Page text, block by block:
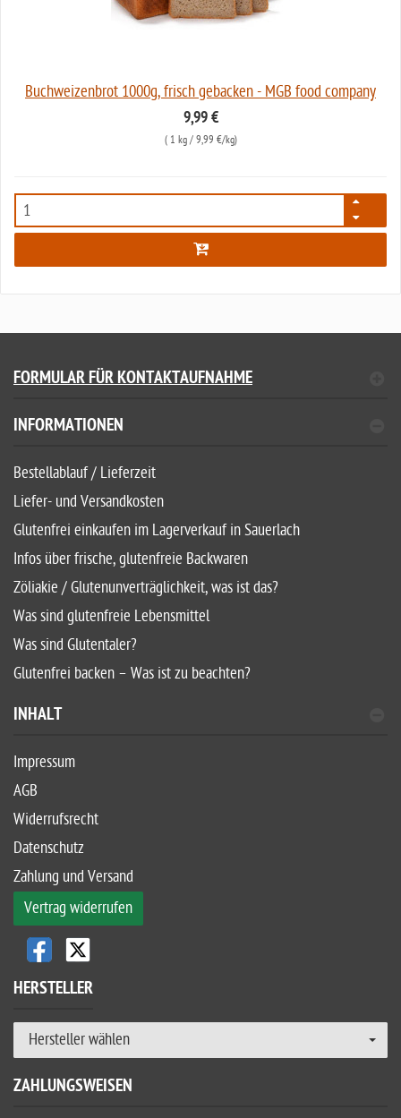
Buchweizenbrot 1000g, frisch gebacken - MGB food company
9,99 €
( 1 kg/ 9,99 €/kg)
2181
FORMULAR FÜR KONTAKTAUFNAHME
INFORMATIONEN
Bestellablauf / Lieferzeit
Liefer- und Versandkosten
Glutenfrei einkaufen im Lagerverkauf in Sauerlach
Infos über frische, glutenfreie Backwaren
Zöliakie / Glutenunverträglichkeit, was ist das?
Was sind glutenfreie Lebensmittel
Was sind Glutentaler?
Glutenfrei backen – Was ist zu beachten?
INHALT
Impressum
AGB
Widerrufsrecht
Datenschutz
Zahlung und Versand
Vertrag widerrufen
HERSTELLER
Hersteller wählen
ZAHLUNGSWEISEN